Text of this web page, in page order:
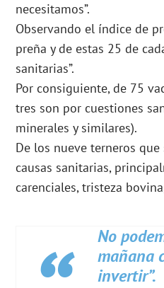
necesitamos”.
Observando el índice de
preña y de estas 25 de
sanitarias”.
Por consiguiente, de 75
tres son por cuestiones
minerales y similares).
De los nueve terneros
causas sanitarias,
carenciales, tristeza
No
mañana
invertir”.